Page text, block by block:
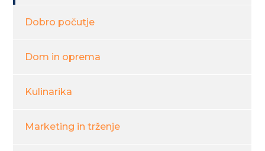
Dobro počutje
Dom in oprema
Kulinarika
Marketing in trženje